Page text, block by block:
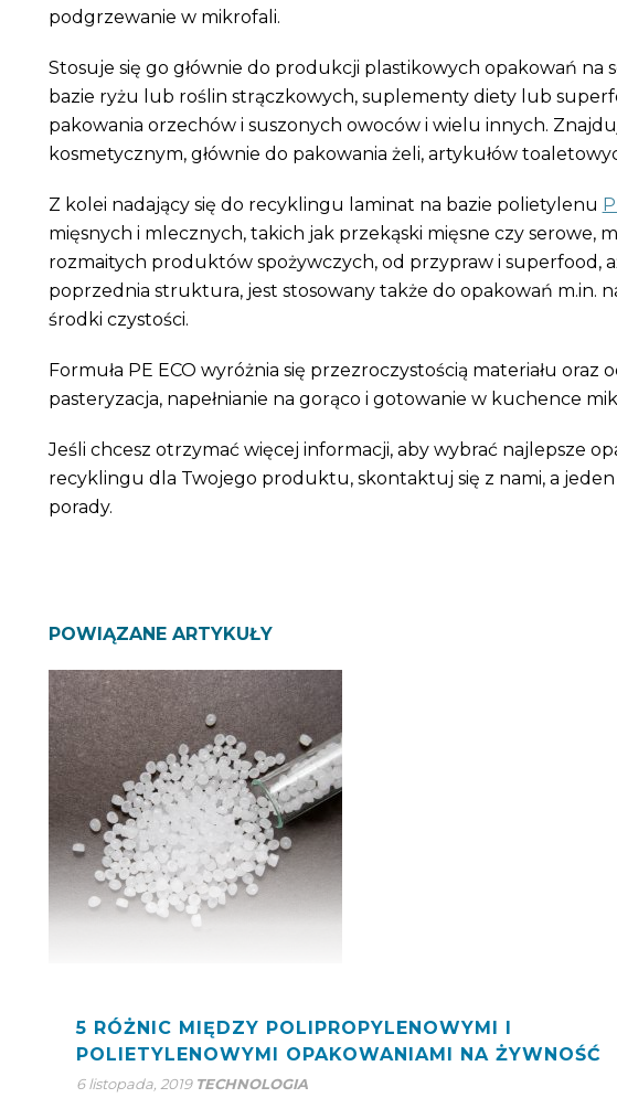
podgrzewanie w mikrofali.
Stosuje się go głównie do produkcji plastikowych opakowań na
bazie ryżu lub roślin strączkowych, suplementy diety lub
pakowania orzechów i suszonych owoców i wielu innych.
kosmetycznym, głównie do pakowania żeli, artykułów
Z kolei nadający się do recyklingu laminat na bazie polietylenu
mięsnych i mlecznych, takich jak przekąski mięsne czy serowe,
rozmaitych produktów spożywczych, od przypraw i superfood,
poprzednia struktura, jest stosowany także do opakowań m.in.
środki czystości.
Formuła PE ECO wyróżnia się przezroczystością materiału
pasteryzacja, napełnianie na gorąco i gotowanie w kuchence
Jeśli chcesz otrzymać więcej informacji, aby wybrać najlepsze
recyklingu dla Twojego produktu, skontaktuj się z nami, a
porady.
POWIĄZANE ARTYKUŁY
5 RÓŻNIC MIĘDZY POLIPROPYLENOWYMI I
POLIETYLENOWYMI OPAKOWANIAMI NA ŻYWNOŚĆ
6 listopada, 2019 TECHNOLOGIA